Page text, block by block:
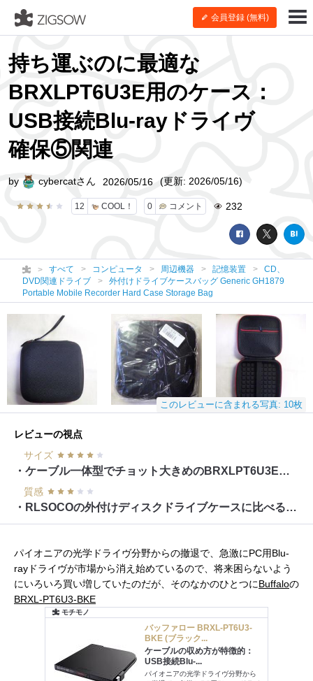
会員登録 (無料)
持ち運ぶのに最適な
BRXLPT6U3E用のケース：
USB接続Blu-rayドライヴ
確保⑤関連
12 COOL！ 0 コメント 232
by cybercatさん 2026/05/16 (更新: 2026/05/16)
すべて コンピュータ 周辺機器 記憶装置
CD、
DVD関連ドライブ
外付けドライブケースバッグ Generic GH1879
Portable Mobile Recorder Hard Case Storage Bag
このレビューに含まれる写真: 10枚
レビューの視点
サイズ
・ケーブル一体型でチョット大きめのBRXLPT6U3Eにピッタリ！
質感
・RLSOCOの外付けディスクドライブケースに比べるとチープ
パイオニアの光学ドライヴ分野からの撤退で、急激にPC用Blu-
rayドライヴが市場から消え始めているので、将来困らないよう
にいろいろ買い増していたのだが、そのなかのひとつにBuffaloの
BRXL-PT6U3-BKE